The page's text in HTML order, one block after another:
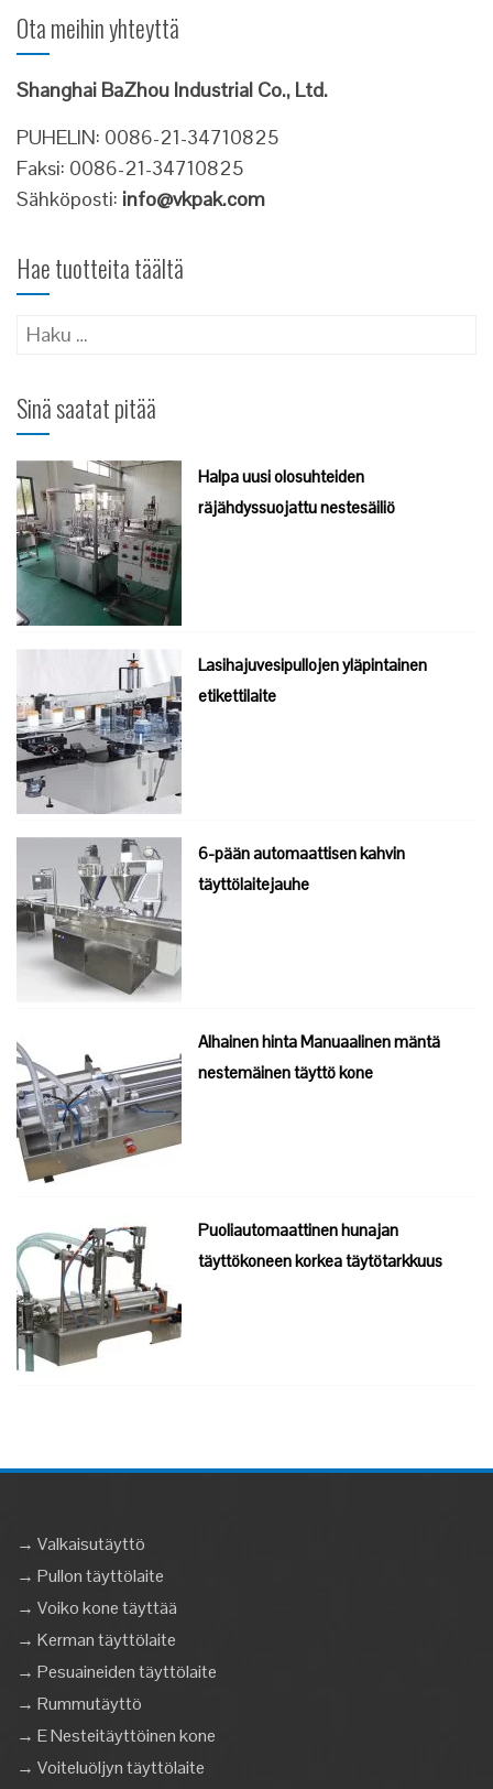
Ota meihin yhteyttä
Shanghai BaZhou Industrial Co., Ltd.
PUHELIN: 0086-21-34710825
Faksi: 0086-21-34710825
Sähköposti: info@vkpak.com
Hae tuotteita täältä
Haku:
Sinä saatat pitää
Halpa uusi olosuhteiden
räjähdyssuojattu nestesäiliö
Lasihajuvesipullojen yläpintainen
etikettilaite
6-pään automaattisen kahvin
täyttölaitejauhe
Alhainen hinta Manuaalinen mäntä
nestemäinen täyttö kone
Puoliautomaattinen hunajan
täyttökoneen korkea täytötarkkuus
→ Valkaisutäyttö
→ Pullon täyttölaite
→ Voiko kone täyttää
→ Kerman täyttölaite
→ Pesuaineiden täyttölaite
→ Rummutäyttö
→ E Nesteitäyttöinen kone
→ Voiteluöljyn täyttölaite